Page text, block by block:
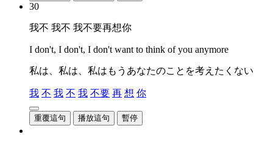
30
我不 我不 我不要再想你
I don't, I don't, I don't want to think of you anymore
私は、私は、私はもうあなたのことを考えたくない
我 不 我 不 我 不要 再 想 你
重覆這句 播放這句 暫停